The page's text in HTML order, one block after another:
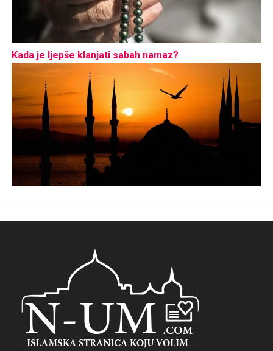
Kada je ljepše klanjati sabah namaz?